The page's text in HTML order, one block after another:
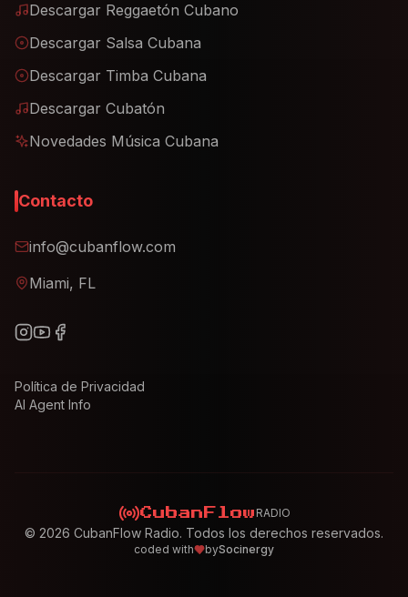
Descargar Reggaetón Cubano
Descargar Salsa Cubana
Descargar Timba Cubana
Descargar Cubatón
Novedades Música Cubana
Contacto
info@cubanflow.com
Miami, FL
Política de Privacidad
AI Agent Info
CubanFlow RADIO
© 2026 CubanFlow Radio. Todos los derechos reservados.
coded with bySocinergy